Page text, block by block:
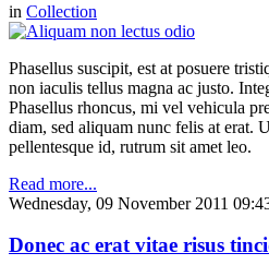
in Collection
Phasellus suscipit, est at posuere
non iaculis tellus magna ac justo.
Phasellus rhoncus, mi vel vehicula
diam, sed aliquam nunc felis at erat.
pellentesque id, rutrum sit amet leo.
Read more...
Wednesday, 09 November 2011
Donec ac erat vitae risus